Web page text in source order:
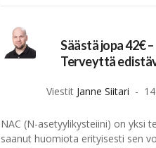
Säästä jopa 42€
Terveyttä
Viestit Janne Siitari
NAC (N-asetyylikysteiini) on yksi
saanut huomiota erityisesti sen